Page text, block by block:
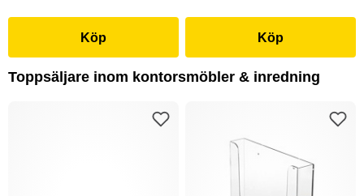
Köp Köp
Toppsäljare inom kontorsmöbler & inredning